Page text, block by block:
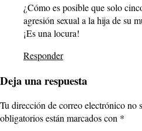
¿Cómo es posible que solo
agresión sexual a la hija de su
¡Es una locura!
Responder
Deja una respuesta
Tu dirección de correo electrónico no
obligatorios están marcados con *